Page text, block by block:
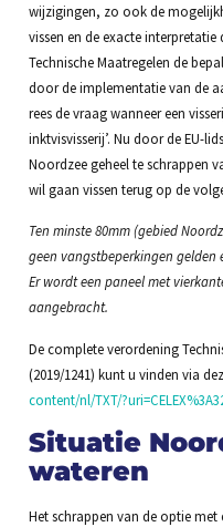
wijzigingen, zo ook de
vissen en de exacte
Technische Maatregelen de
door de implementatie van de
rees de vraag wanneer een
inktvisvisserij’. Nu door de EU-
Noordzee geheel te schrappen
wil gaan vissen terug op de
Ten minste 80mm (gebied
geen vangstbeperkingen gelden
Er wordt een paneel met
aangebracht.
De complete verordening
(2019/1241) kunt u vinden via
content/nl/TXT/
Situatie
wateren
Het schrappen van de optie